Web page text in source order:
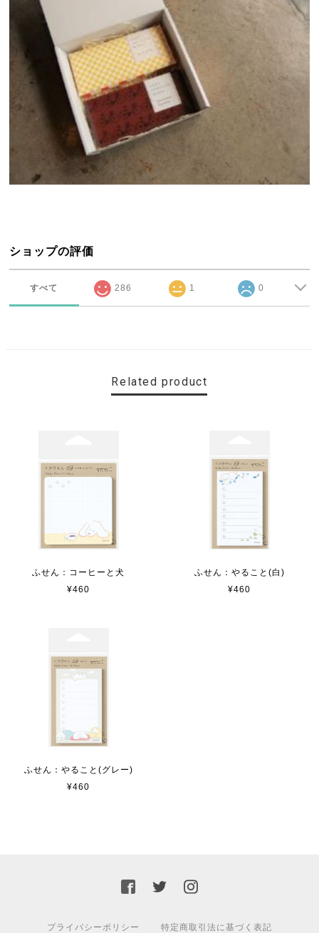
ショップの評価
すべて 286 1 0
Related product
ふせん：コーヒーと犬
¥460
ふせん：やること(白)
¥460
ふせん：やること(グレー)
¥460
プライバシーポリシー 特定商取引法に基づく表記